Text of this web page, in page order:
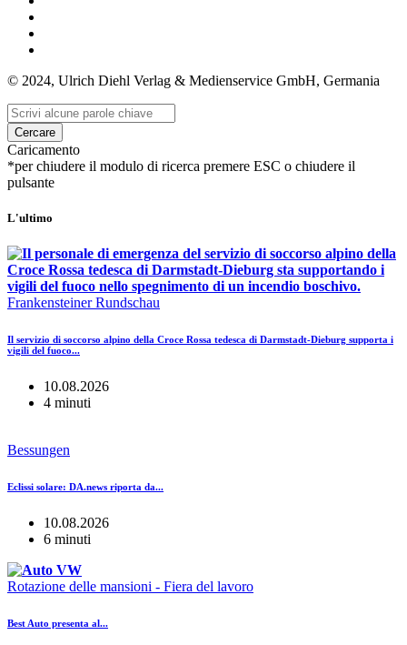
© 2024, Ulrich Diehl Verlag & Medienservice GmbH, Germania
Cercare
Caricamento
*per chiudere il modulo di ricerca premere ESC o chiudere il
pulsante
L'ultimo
Frankensteiner Rundschau
Il servizio di soccorso alpino della Croce Rossa tedesca di Darmstadt-Dieburg supporta i
vigili del fuoco...
10.08.2026
4 minuti
Bessungen
Eclissi solare: DA.news riporta da...
10.08.2026
6 minuti
Rotazione delle mansioni - Fiera del lavoro
Best Auto presenta al...